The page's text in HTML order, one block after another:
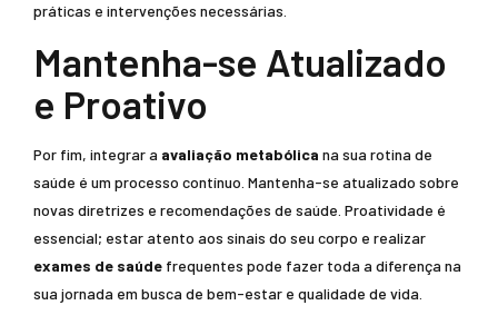
práticas e intervenções necessárias.
Mantenha-se Atualizado
e Proativo
Por fim, integrar a avaliação metabólica na sua rotina de
saúde é um processo contínuo. Mantenha-se atualizado sobre
novas diretrizes e recomendações de saúde. Proatividade é
essencial; estar atento aos sinais do seu corpo e realizar
exames de saúde frequentes pode fazer toda a diferença na
sua jornada em busca de bem-estar e qualidade de vida.